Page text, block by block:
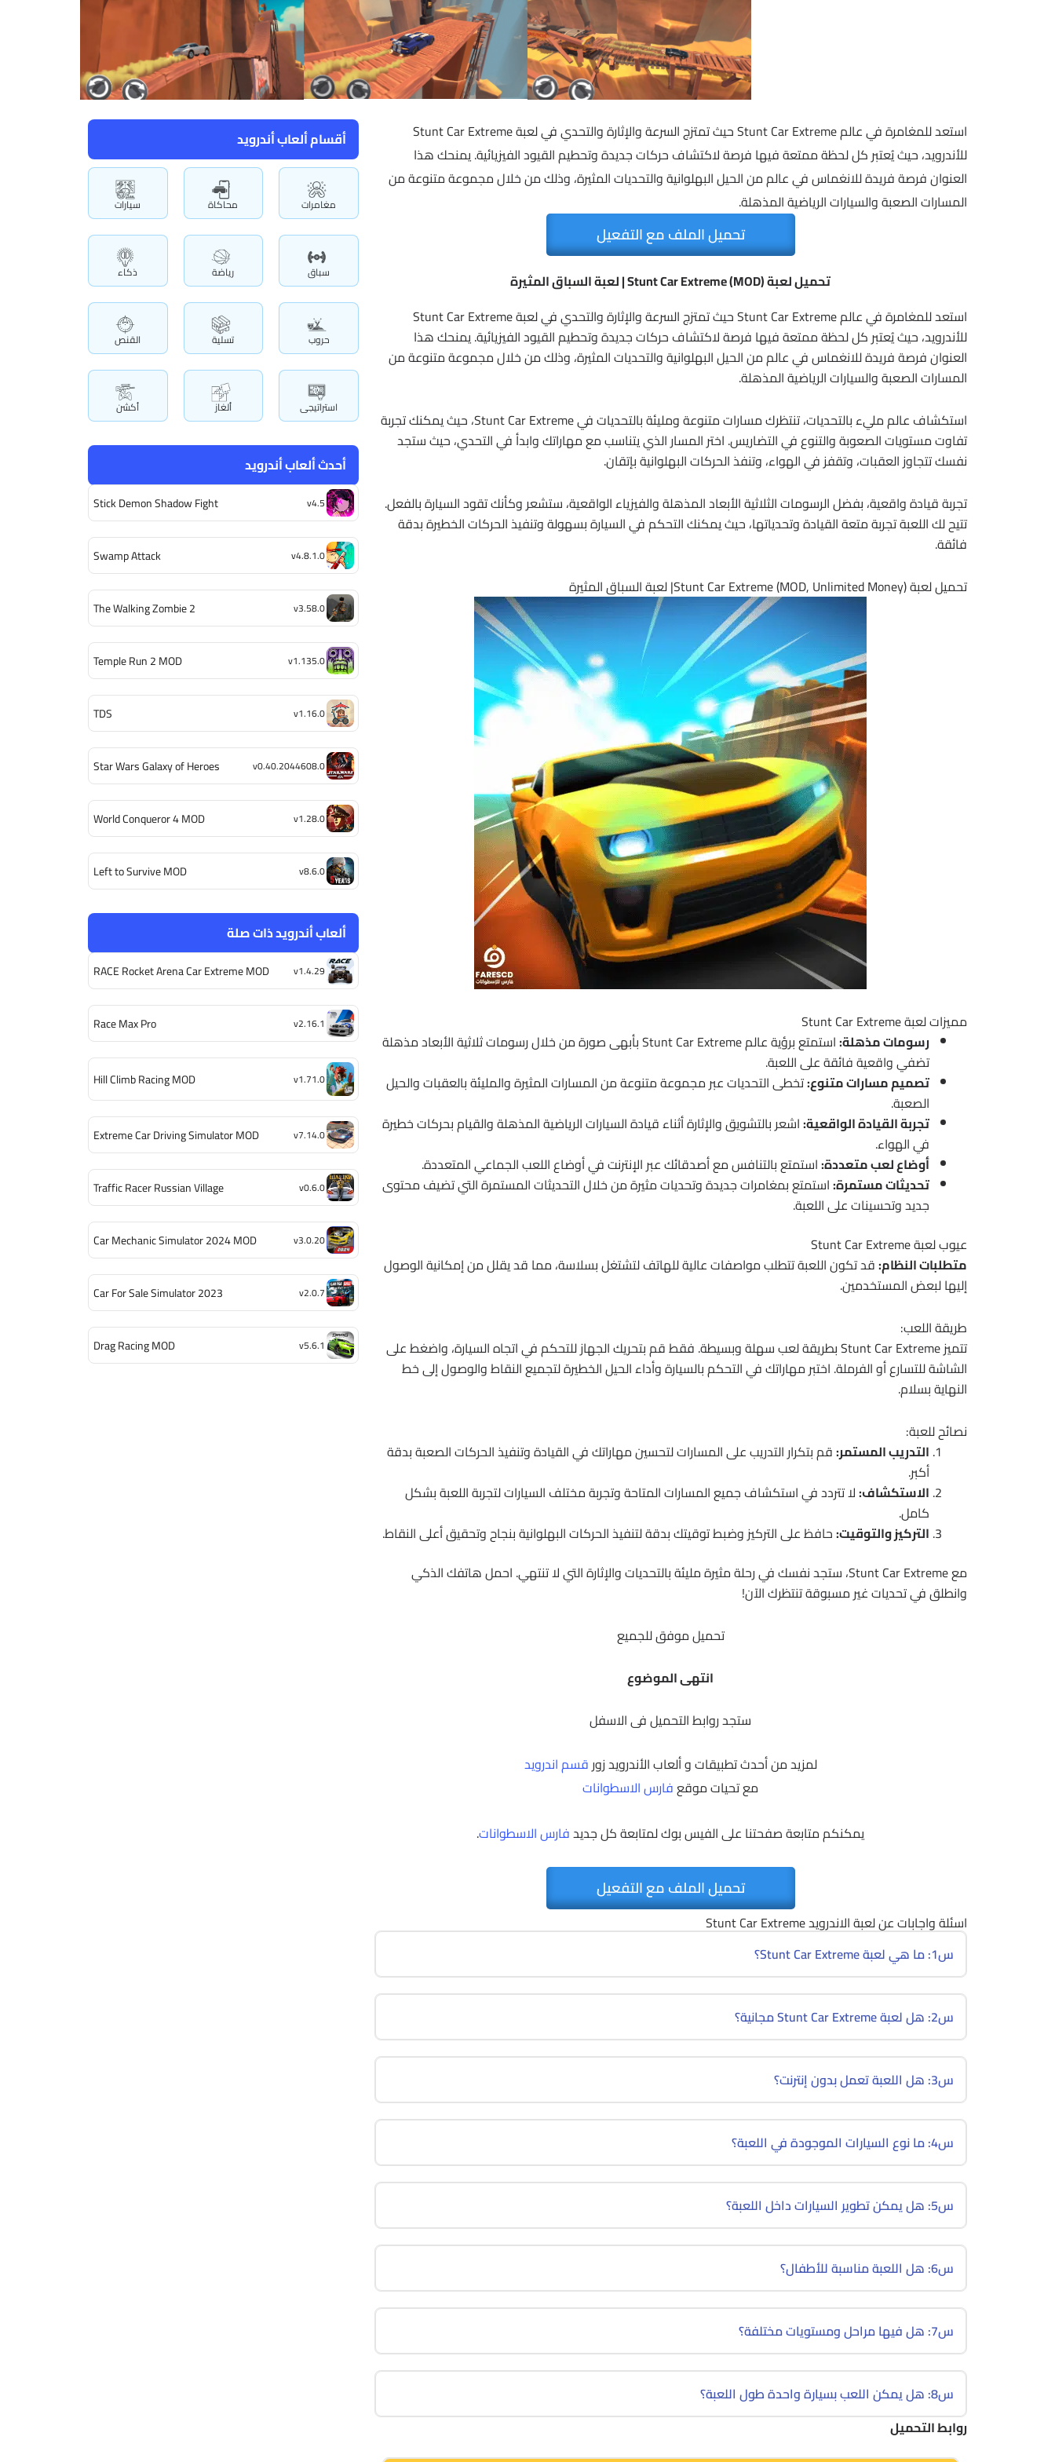
أقسام ألعاب أندرويد
مغامرات محاكاة سيارات
سباق رياضة ذكاء
حروب تسلية القنص
استراتيجى ألغاز أكشن
أحدث ألعاب أندرويد
Stick Demon Shadow Fight v4.5
Swamp Attack v4.8.1.0
The Walking Zombie 2 v3.58.0
Temple Run 2 MOD v1.135.0
TDS v1.16.0
Star Wars Galaxy of Heroes v0.40.2044608.0
World Conqueror 4 MOD v1.28.0
Left to Survive MOD v8.6.0
ألعاب أندرويد ذات صلة
RACE Rocket Arena Car Extreme MOD v1.4.29
Race Max Pro v2.16.1
Hill Climb Racing MOD v1.71.0
Extreme Car Driving Simulator MOD v7.14.0
Traffic Racer Russian Village v0.6.0
Car Mechanic Simulator 2024 MOD v3.0.20
Car For Sale Simulator 2023 v2.0.7
Drag Racing MOD v5.6.1
استعد للمغامرة في عالم Stunt Car Extreme حيث تمتزج السرعة والإثارة والتحدي في لعبة Stunt Car Extreme
للأندرويد، حيث يُعتبر كل لحظة ممتعة فيها فرصة لاكتشاف حركات جديدة وتحطيم القيود الفيزيائية. يمنحك هذا
العنوان فرصة فريدة للانغماس في عالم من الحيل البهلوانية والتحديات المثيرة، وذلك من خلال مجموعة متنوعة من
المسارات الصعبة والسيارات الرياضية المذهلة.
تحميل الملف مع التفعيل
تحميل لعبة Stunt Car Extreme (MOD) | لعبة السباق المثيرة
استعد للمغامرة في عالم Stunt Car Extreme حيث تمتزج السرعة والإثارة والتحدي في لعبة Stunt Car Extreme
للأندرويد، حيث يُعتبر كل لحظة ممتعة فيها فرصة لاكتشاف حركات جديدة وتحطيم القيود الفيزيائية. يمنحك هذا
العنوان فرصة فريدة للانغماس في عالم من الحيل البهلوانية والتحديات المثيرة، وذلك من خلال مجموعة متنوعة من
المسارات الصعبة والسيارات الرياضية المذهلة.
استكشاف عالم مليء بالتحديات، تنتظرك مسارات متنوعة ومليئة بالتحديات في Stunt Car Extreme، حيث يمكنك تجربة
تفاوت مستويات الصعوبة والتنوع في التضاريس. اختر المسار الذي يتناسب مع مهاراتك وابدأ في التحدي، حيث ستجد
نفسك تتجاوز العقبات، وتقفز في الهواء، وتنفذ الحركات البهلوانية بإتقان.
تجربة قيادة واقعية، بفضل الرسومات الثلاثية الأبعاد المذهلة والفيزياء الواقعية، ستشعر وكأنك تقود السيارة بالفعل.
تتيح لك اللعبة تجربة متعة القيادة وتحدياتها، حيث يمكنك التحكم في السيارة بسهولة وتنفيذ الحركات الخطيرة بدقة
فائقة.
تحميل لعبة Stunt Car Extreme (MOD, Unlimited Money)| لعبة السباق المثيرة
مميزات لعبة Stunt Car Extreme
رسومات مذهلة:
استمتع برؤية عالم Stunt Car Extreme بأبهى صورة من خلال رسومات ثلاثية الأبعاد مذهلة
تضفي واقعية فائقة على اللعبة.
تصميم مسارات متنوع:تخطى التحديات عبر مجموعة متنوعة من المسارات المثيرة والمليئة بالعقبات والحيل
الصعبة.
تجربة القيادة الواقعية:اشعر بالتشويق والإثارة أثناء قيادة السيارات الرياضية المذهلة والقيام بحركات خطيرة
في الهواء.
أوضاع لعب متعددة:استمتع بالتنافس مع أصدقائك عبر الإنترنت في أوضاع اللعب الجماعي المتعددة.
تحديثات مستمرة:استمتع بمغامرات جديدة وتحديات مثيرة من خلال التحديثات المستمرة التي تضيف محتوى
جديد وتحسينات على اللعبة.
عيوب لعبة Stunt Car Extreme
متطلبات النظام:قد تكون اللعبة تتطلب مواصفات عالية للهاتف لتشتغل بسلاسة، مما قد يقلل من إمكانية الوصول
إليها لبعض المستخدمين.
طريقة اللعب:
تتميز Stunt Car Extreme بطريقة لعب سهلة وبسيطة. فقط قم بتحريك الجهاز للتحكم في اتجاه السيارة، واضغط على
الشاشة للتسارع أو الفرملة. اختبر مهاراتك في التحكم بالسيارة وأداء الحيل الخطيرة لتجميع النقاط والوصول إلى خط
النهاية بسلام.
نصائح للعبة:
التدريب المستمر:قم بتكرار التدريب على المسارات لتحسين مهاراتك في القيادة وتنفيذ الحركات الصعبة بدقة
أكبر.
الاستكشاف:لا تتردد في استكشاف جميع المسارات المتاحة وتجربة مختلف السيارات لتجربة اللعبة بشكل
كامل.
التركيز والتوقيت:حافظ على التركيز وضبط توقيتك بدقة لتنفيذ الحركات البهلوانية بنجاح وتحقيق أعلى النقاط.
مع Stunt Car Extreme، ستجد نفسك في رحلة مثيرة مليئة بالتحديات والإثارة التي لا تنتهي. احمل هاتفك الذكي
وانطلق في تحديات غير مسبوقة تنتظرك الآن!
تحميل موفق للجميع
انتهى الموضوع
ستجد روابط التحميل فى الاسفل
لمزيد من أحدث تطبيقات و ألعاب الأندرويد زورقسم اندرويد
مع تحيات موقعفارس الاسطوانات
يمكنكم متابعة صفحتنا على الفيس بوك لمتابعة كل جديدفارس الاسطوانات.
تحميل الملف مع التفعيل
اسئلة واجابات عن لعبة الاندرويد Stunt Car Extreme
س1: ما هي لعبة Stunt Car Extreme؟
س2: هل لعبة Stunt Car Extreme مجانية؟
س3: هل اللعبة تعمل بدون إنترنت؟
س4: ما نوع السيارات الموجودة في اللعبة؟
س5: هل يمكن تطوير السيارات داخل اللعبة؟
س6: هل اللعبة مناسبة للأطفال؟
س7: هل فيها مراحل ومستويات مختلفة؟
س8: هل يمكن اللعب بسيارة واحدة طول اللعبة؟
روابط التحميل